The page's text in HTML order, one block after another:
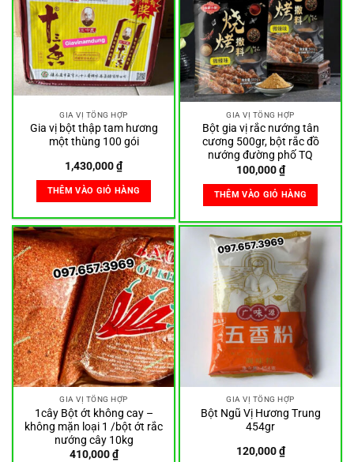
GIA VỊ TỔNG HỢP
Gia vị bột thập tam hương
một thùng 100 gói
1,430,000₫
THÊM VÀO GIỎ HÀNG
GIA VỊ TỔNG HỢP
Bột gia vị rắc nướng tân
cương 500gr, bột rắc đồ
nướng đường phố TQ
100,000₫
THÊM VÀO GIỎ HÀNG
GIA VỊ TỔNG HỢP
1cây Bột ớt không cay –
không mặn loại 1 /bột ớt rắc
nướng cây 10kg
410,000₫
GIA VỊ TỔNG HỢP
Bột Ngũ Vị Hương Trung
454gr
120,000₫